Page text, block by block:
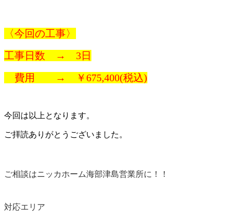
〈今回の工事〉
工事日数 → 3日
費用 → ￥675,400(税込)
今回は以上となります。
ご拝読ありがとうございました。
ご相談はニッカホーム海部津島営業所に！！
対応エリア